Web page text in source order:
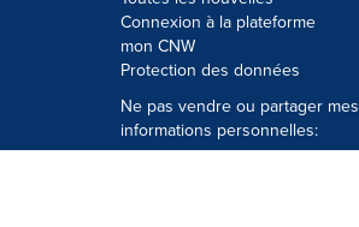
Connexion à la plateforme
mon CNW
Protection des données
Ne pas vendre ou partager mes
informations personnelles: